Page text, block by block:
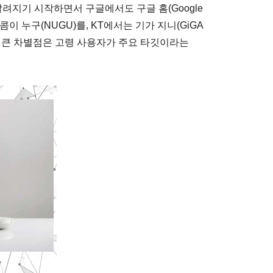
지기 시작하면서 구글에서도 구글 홈(Google
이 누구(NUGU)를, KT에서는 기가 지니(GiGA
차별점은 고령 사용자가 주요 타깃이라는